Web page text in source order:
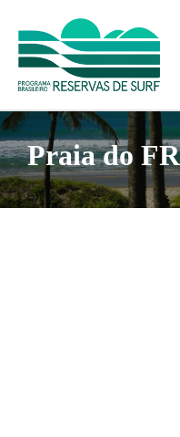
Praia do